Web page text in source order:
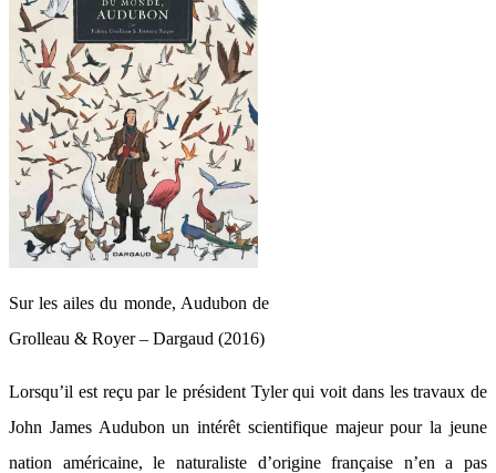
Sur les ailes du monde, Audubon de
Grolleau & Royer – Dargaud (2016)
Lorsqu’il est reçu par le président Tyler qui voit dans les travaux de
John James Audubon un intérêt scientifique majeur pour la jeune
nation américaine, le naturaliste d’origine française n’en a pas